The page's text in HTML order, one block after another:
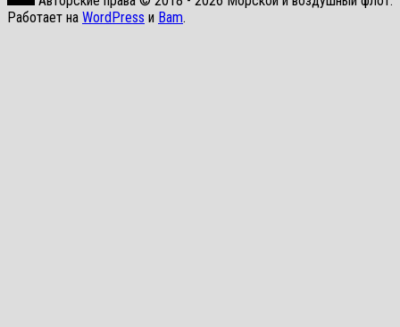
Работает на WordPress и Bam.